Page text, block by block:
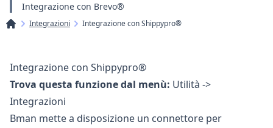
Integrazione con Brevo®
Integrazioni Integrazione con Shippypro®
Integrazione con Shippypro®
Trova questa funzione dal menù: Utilità ->
Integrazioni
Bman mette a disposizione un connettore per